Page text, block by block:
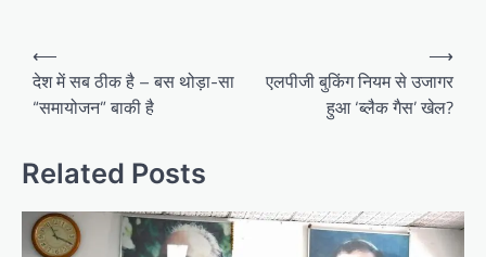
Post
navigation
⟵
देश में सब ठीक है – बस थोड़ा-सा
“समायोजन” बाकी है
एलपीजी बुकिंग नियम से उजागर
हुआ ‘ब्लैक गैस’ खेल?
⟶
Related Posts